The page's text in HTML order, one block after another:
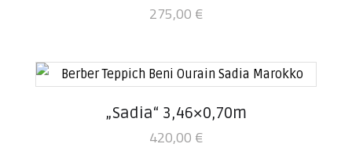
275,00 €
„Sadia“ 3,46×0,70m
420,00 €